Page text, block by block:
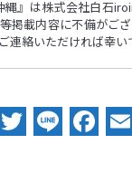
』は株式会社白石
掲載内容に不備がござ
連絡いただければ幸い
Twitter
Line